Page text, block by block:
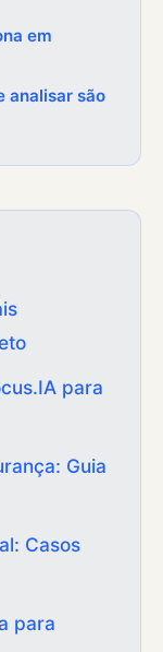
em
analisar são
para
Guia
Casos
para